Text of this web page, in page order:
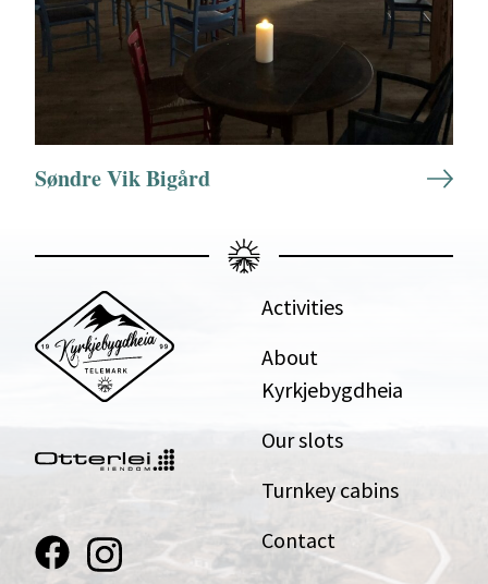
Søndre Vik Bigård
Activities
About
Kyrkjebygdheia
Our slots
Turnkey cabins
Contact